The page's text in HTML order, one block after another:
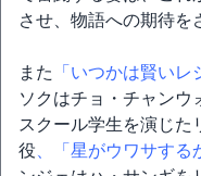
させ、物語への期待を
また 「いつかは賢いレ
ソクはチョ・チャンウ
スクール学生を演じた
役 、「星がウワサする